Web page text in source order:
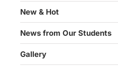
New & Hot
News from Our Students
Gallery